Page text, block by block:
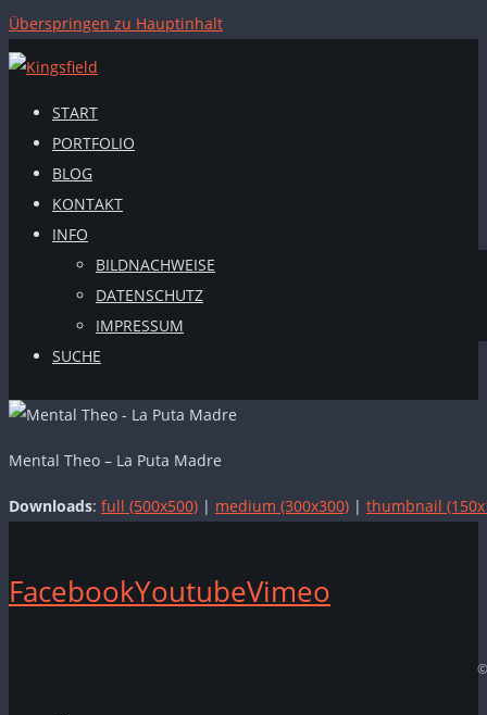
Überspringen zu Hauptinhalt
START
PORTFOLIO
BLOG
KONTAKT
INFO
BILDNACHWEISE
DATENSCHUTZ
IMPRESSUM
SUCHE
Mental Theo – La Puta Madre
Downloads: full (500x500) | medium (300x300) | thumbnail
FacebookYoutubeVimeo